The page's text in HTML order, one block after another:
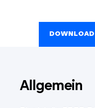
Allgemein